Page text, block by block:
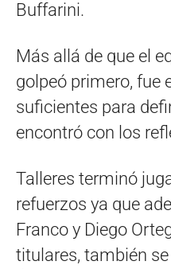
Buffarini.
Más allá de que el
golpeó primero, fue
suficientes para
encontró con los
Talleres terminó
refuerzos ya que
Franco y Diego
titulares, también